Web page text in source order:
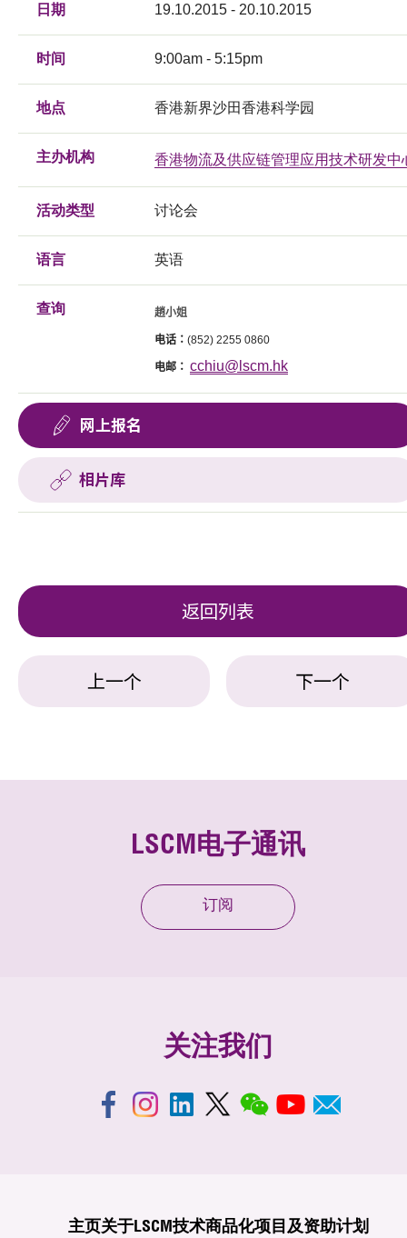
日期 19.10.2015 - 20.10.2015
时间 9:00am - 5:15pm
地点 香港新界沙田香港科学园
主办机构 香港物流及供应链管理应用技术研发中
活动类型 讨论会
语言 英语
查询 趙小姐
电话： (852) 2255 0860
电邮： cchiu@lscm.hk
网上报名
相片库
返回列表
上一个 下一个
LSCM电子通讯
订阅
关注我们
主页关于LSCM技术商品化项目及资助计划